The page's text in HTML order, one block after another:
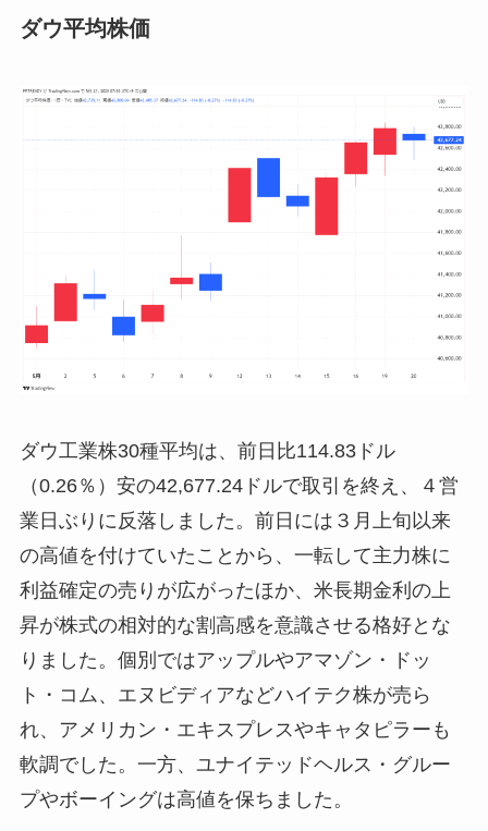
ダウ平均株価
ダウ工業株30種平均は、前日比114.83ドル
（0.26％）安の42,677.24ドルで取引を終え、４営
業日ぶりに反落しました。前日には３月上旬以来
の高値を付けていたことから、一転して主力株に
利益確定の売りが広がったほか、米長期金利の上
昇が株式の相対的な割高感を意識させる格好とな
りました。個別ではアップルやアマゾン・ドッ
ト・コム、エヌビディアなどハイテク株が売ら
れ、アメリカン・エキスプレスやキャタピラーも
軟調でした。一方、ユナイテッドヘルス・グルー
プやボーイングは高値を保ちました。